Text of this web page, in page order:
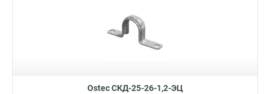
Ostec СКД-25-26-1,2-ЭЦ